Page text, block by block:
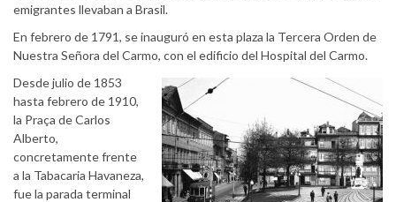
emigrantes llevaban a Brasil.
En febrero de 1791, se inauguró en esta plaza la Tercera Orden de
Nuestra Señora del Carmo, con el edificio del Hospital del Carmo.
Desde julio de 1853
hasta febrero de 1910,
la Praça de Carlos
Alberto,
concretamente frente
a la Tabacaria Havaneza,
fue la parada terminal